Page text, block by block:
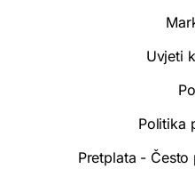
Uvjeti
Politika
Pretplata - Često